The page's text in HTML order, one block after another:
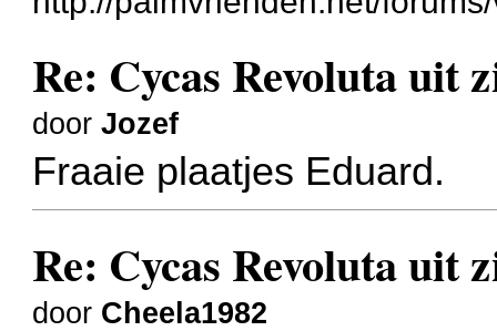
Re: Cycas Revoluta uit
doorJozef
Fraaie plaatjes Eduard.
Re: Cycas Revoluta uit
door Cheela1982